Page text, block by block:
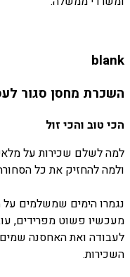
blank
השכרת מחסן סגור
הכי טוב והכי זול
למה לשלם שכירות על
ולמה להחזיק את כל
נגמרו הימים שמשלמים על
מעכשיו פשוט מפרידים,
לעבודה ואת האחסנה
השכירות.